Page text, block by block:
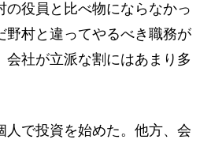
役員と比べ物にならなかっ
野村と違ってやるべき職務が
社が立派な割にはあまり多
で投資を始めた。他方、会